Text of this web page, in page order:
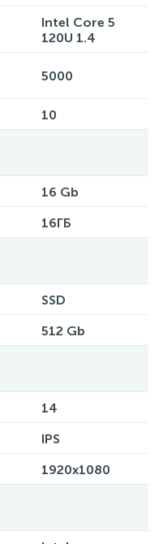
Intel Core 5
120U 1.4
5000
10
16 Gb
16ГБ
SSD
512 Gb
14
IPS
1920x1080